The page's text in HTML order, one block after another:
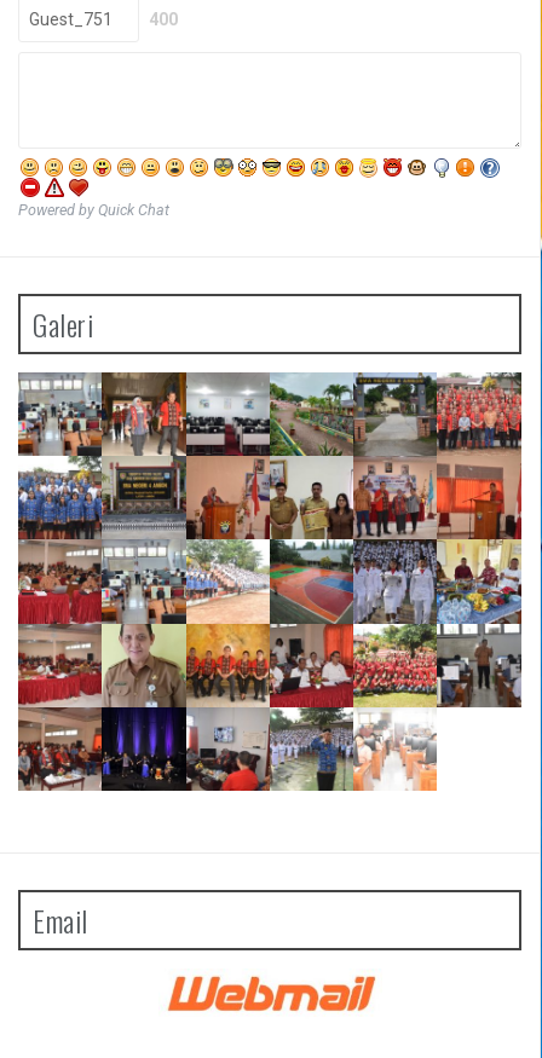
400
Powered by Quick Chat
Galeri
Email